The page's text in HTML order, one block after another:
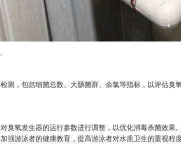
测，包括细菌总数、大肠菌群、余氯等指标，以评估
臭氧发生器的运行参数进行调整，以优化消毒杀菌效
强游泳者的健康教育，提高游泳者对水质卫生的重视程